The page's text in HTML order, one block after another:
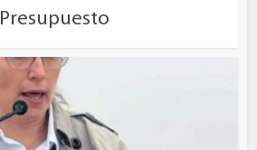
Presupuesto